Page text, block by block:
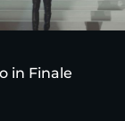
in Finale